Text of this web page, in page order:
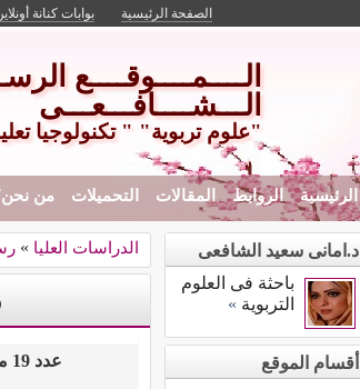
الصفحة الرئيسية بوابات كنانة
الــــمــــوقــــع
الـــشــــافـــعـــى
"علوم تربوية" " تكنولوجيا
الرئيسية الروابط المقالات التحميلات من
الدراسات العليا »
عدد 19 مقال تحت قسم
د.امانى سعيد الشافعى
باحثة فى العلوم
التربوية »
أقسام الموقع